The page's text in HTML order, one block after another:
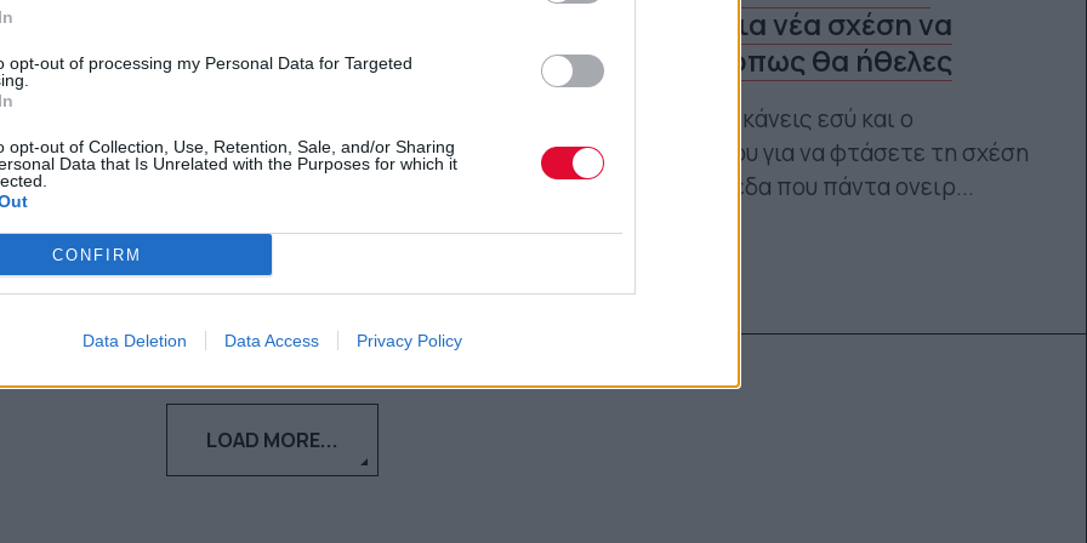
opt-out of processing my Personal Data for Targeted
opt-out of Collection, Use, Retention, Sale, and/or Sharing
Data that Is Unrelated with the Purposes for which it
CONFIRM
Data Deletion Data Access Privacy Policy
Οι σχέσεις μας δεν μένουν ποτέ
οφείλουμε να φροντίζουμε για τη δ...
06.10.2022
βοηθούν μια νέα σχέση να
εξελιχθεί όπως θα ήθελες
Τι μπορείς να κάνεις εσύ και ο
σύντροφός σου για να φτάσετε τη σχέση
σας στα επίπεδα που πάντα ονειρ...
LOAD MORE...